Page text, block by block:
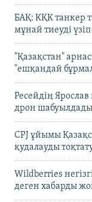
БАҚ: КҚК танкер
мұнай тиеуді
"Қазақстан"
"ешқандай
Ресейдің
дрон шабуылдады
CPJ ұйымы
қудалауды
Wildberries
деген хабарды